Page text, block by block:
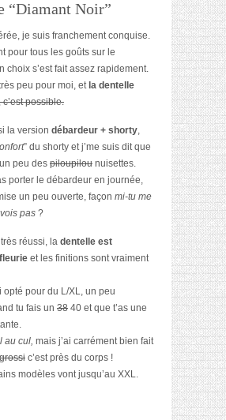
“Diamant Noir”
je suis franchement conquise.
pour tous les goûts sur le
choix s’est fait assez rapidement.
peu pour moi, etla dentelle
c’est possible.
la version débardeur + shorty,
” du shorty et j’me suis dit que
peu des piloupilou nuisettes.
porter le débardeur en journée,
un peu ouverte, façon mi-tu me
pas ?
réussi, la dentelle est
et les finitions sont vraiment
opté pour du L/XL, un peu
tu fais un 38 40 et que t’as une
au cul, mais j’ai carrément bien fait
c’est près du corps !
modèles vont jusqu’au XXL.